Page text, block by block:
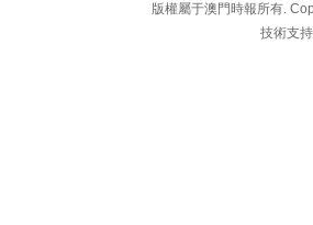
版權屬于澳門時報所有.
技術支